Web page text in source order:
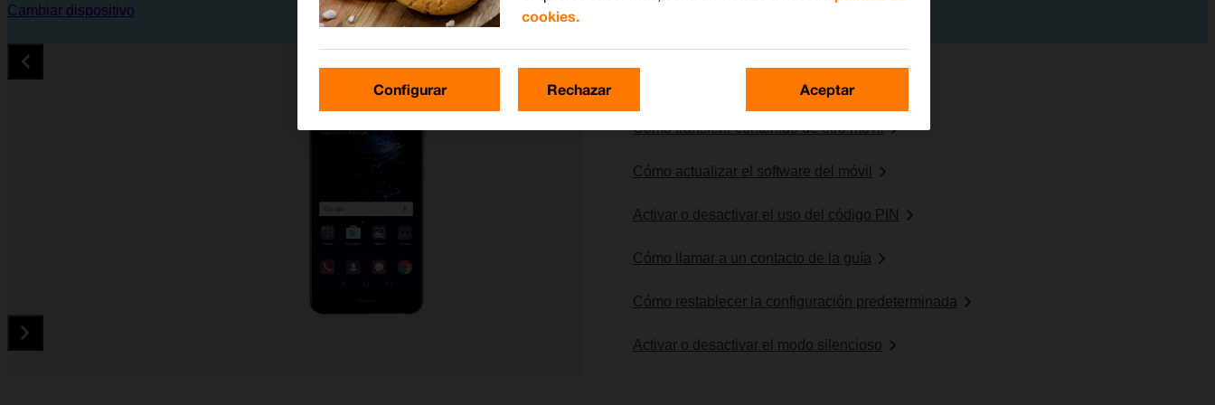
Cambiar dispositivo
Cómo transferir contenido de otro móvil
Cómo actualizar el software del móvil
Activar o desactivar el uso del código PIN
Cómo llamar a un contacto de la guía
Cómo restablecer la configuración predeterminada
Activar o desactivar el modo silencioso
cookies.
Configurar Rechazar Aceptar